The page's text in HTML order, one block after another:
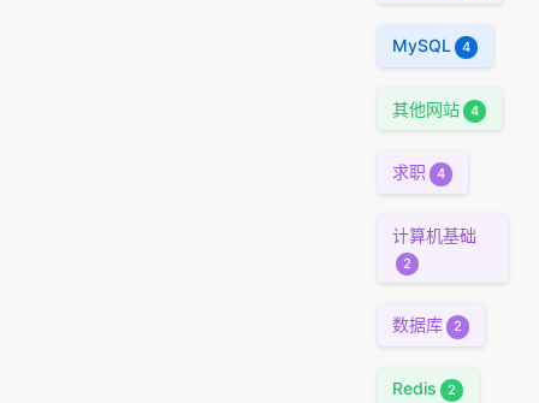
MySQL 4
其他网站 4
求职 4
计算机基础
2
数据库 2
Redis 2